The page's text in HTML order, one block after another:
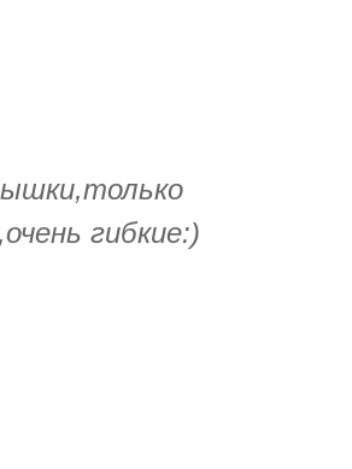
гибкие:)